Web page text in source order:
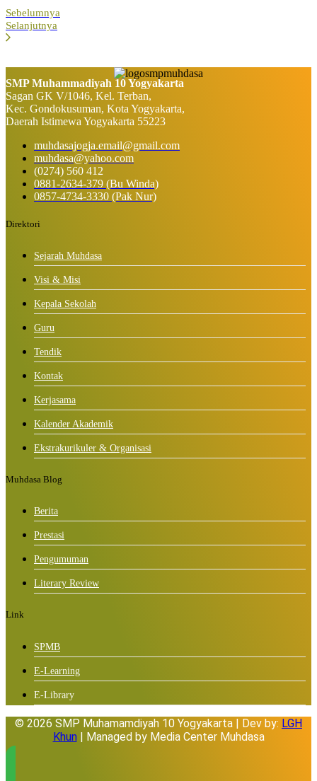
Sebelumnya
Selanjutnya
SMP Muhammadiyah 10 Yogyakarta
Sagan GK V/1046, Kel. Terban,
Kec. Gondokusuman, Kota Yogyakarta,
Daerah Istimewa Yogyakarta 55223
muhdasajogja.email@gmail.com
muhdasa@yahoo.com
(0274) 560 412
0881-2634-379 (Bu Winda)
0857-4734-3330 (Pak Nur)
Direktori
Sejarah Muhdasa
Visi & Misi
Kepala Sekolah
Guru
Tendik
Kontak
Kerjasama
Kalender Akademik
Ekstrakurikuler & Organisasi
Muhdasa Blog
Berita
Prestasi
Pengumuman
Literary Review
Link
SPMB
E-Learning
E-Library
© 2026 SMP Muhamamdiyah 10 Yogyakarta | Dev by: LGH
Khun| Managed by Media Center Muhdasa